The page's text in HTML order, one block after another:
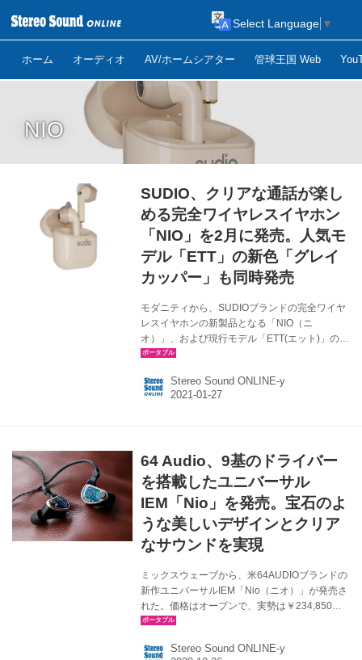
ホーム オーディオ AV/ホームシアター 管球王国 Web
Select Language ▼
NIO
SUDIO、クリアな通話が楽し
める完全ワイヤレスイヤホン
「NIO」を2月に発売。人気モ
デル「ETT」の新色「グレイ
カッパー」も同時発売
モダニティから、SUDIOブランドの完全ワイヤ
レスイヤホンの新製品となる「NIO（ニ
オ）」、および現行モデル「ETT(エット)」の新
色「グレイカッパー」が、2月に発売される。価
同じく￥16,800（税込）となる。 NIOは、ステ
ィックタイプの完全ワイヤレスイヤホン。
おり、一つは周囲の環境音を拾い、一つは通話
用のボイスマイクとなっているそうで、通話時
に周囲の騒音を抑制して、クリアな会話が行な
えるよう設計されてい...
Stereo Sound ONLINE-y
64 Audio、9基のドライバー
を搭載したユニバーサル
IEM「Nio」を発売。宝石のよ
うな美しいデザインとクリア
なサウンドを実現
ミックスウェーブから、米64AUDIOブランドの
新作ユニバーサルIEM「Nio（ニオ）」が発売さ
れた。価格はオープンで、実勢は￥234,850前
後。 Nioは、9mm径のダイナミックドライバー
ライバーの、合計9基のユニットを搭載したハイ
Stereo Sound ONLINE-y